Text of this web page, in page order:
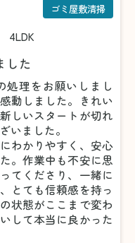
4LDK
ゴミ屋敷清掃
した
処理をお願いしまし
動しました。きれい
しいスタートが切れ
いました。
わかりやすく、安心
。作業中も不安に思
てくださり、一緒に
とても信頼感を持っ
状態がここまで変わ
して本当に良かった